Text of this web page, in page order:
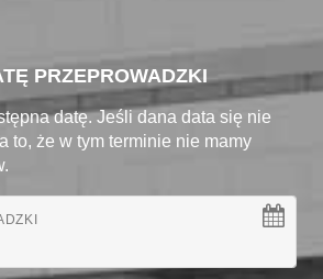
PRZEPROWADZKI
datę. Jeśli dana data się nie
to, że w tym terminie nie mamy